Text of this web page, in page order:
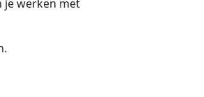
je werken met